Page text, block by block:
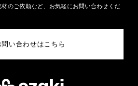
のご依頼など、お気軽にお問い合わせくだ
問い合わせはこちら